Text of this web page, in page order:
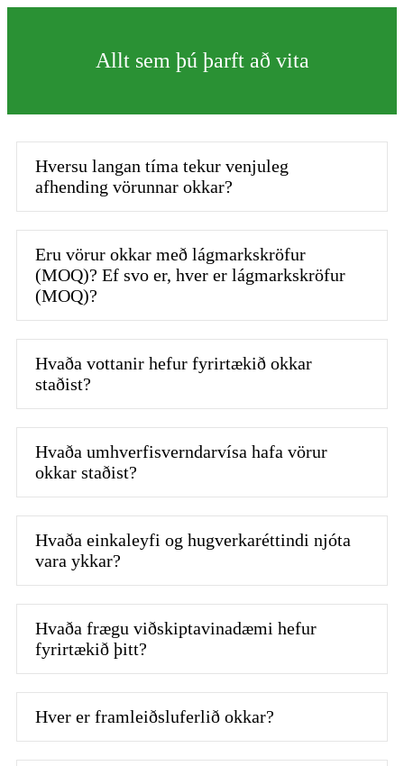
Allt sem þú þarft að vita
Hversu langan tíma tekur venjuleg
afhending vörunnar okkar?
Eru vörur okkar með lágmarkskröfur
(MOQ)? Ef svo er, hver er lágmarkskröfur
(MOQ)?
Hvaða vottanir hefur fyrirtækið okkar
staðist?
Hvaða umhverfisverndarvísa hafa vörur
okkar staðist?
Hvaða einkaleyfi og hugverkaréttindi njóta
vara ykkar?
Hvaða frægu viðskiptavinadæmi hefur
fyrirtækið þitt?
Hver er framleiðsluferlið okkar?